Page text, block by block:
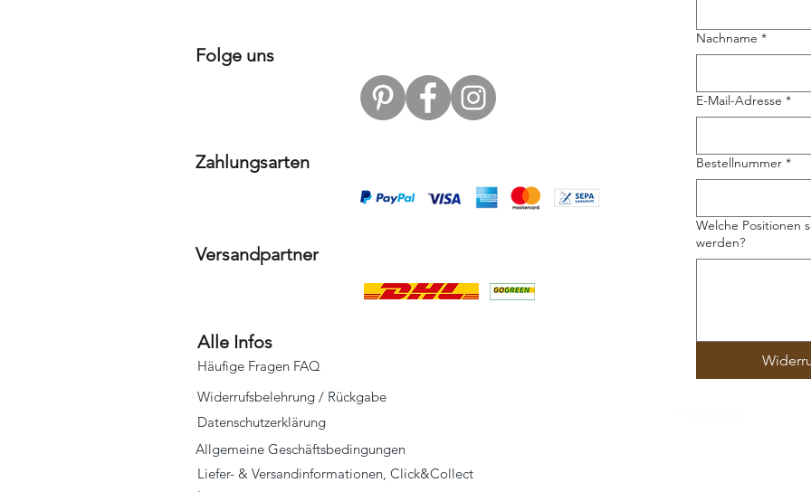
Folge uns
Zahlungsarten
Nachname *
E-Mail-Adresse *
Bestellnummer *
Welche Positionen
werden?
Versandpartner
Alle Infos
Liefer- & Versandinformationen, Click&Collect
Häufige Fragen FAQ
Widerrufsbelehrung / Rückgabe
Allgemeine Geschäftsbedingungen
Datenschutzerklärung